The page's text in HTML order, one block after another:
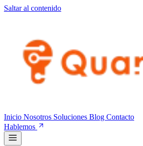
Saltar al contenido
Inicio Nosotros Soluciones Blog Contacto
Hablemos